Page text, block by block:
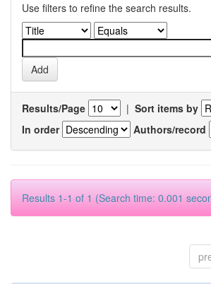
Use filters to refine the search results.
Results/Page | Sort items by
In order
Authors/record
Results 1-1 of 1 (Search time: 0.001